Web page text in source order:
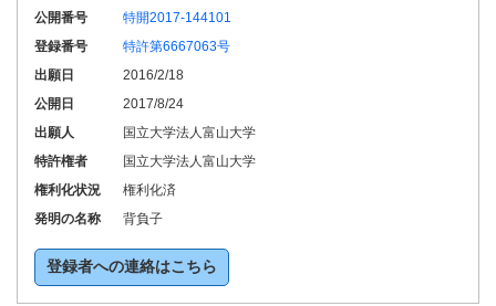
公開番号
特開2017-144101
登録番号
特許第6667063号
出願日
2016/2/18
公開日
2017/8/24
出願人
国立大学法人富山大学
特許権者
国立大学法人富山大学
権利化状況
権利化済
発明の名称
背負子
登録者への連絡はこちら